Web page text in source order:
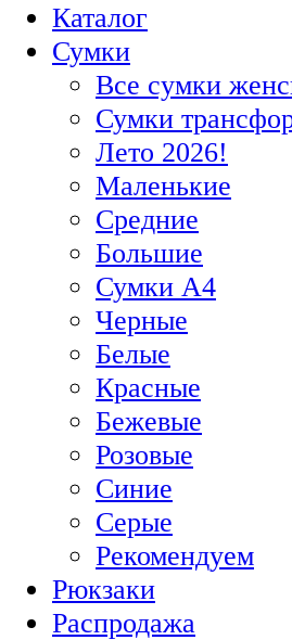
Каталог
Сумки
Все сумки
Сумки
Лето 2026!
Маленькие
Средние
Большие
Сумки А4
Черные
Белые
Красные
Бежевые
Розовые
Синие
Серые
Рекомендуем
Рюкзаки
Распродажа